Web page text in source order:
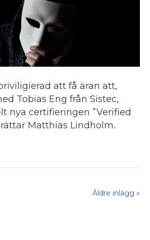
att få äran att,
Tobias Eng från Sistec,
nya certifieringen ”Verified
Matthias Lindholm.
Äldre inlägg »